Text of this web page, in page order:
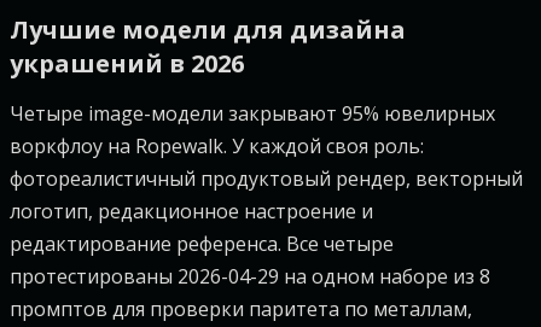
Лучшие модели для дизайна
украшений в 2026
Четыре image-модели закрывают 95% ювелирных
воркфлоу на Ropewalk. У каждой своя роль:
фотореалистичный продуктовый рендер, векторный
логотип, редакционное настроение и
редактирование референса. Все четыре
протестированы 2026-04-29 на одном наборе из 8
промптов для проверки паритета по металлам,